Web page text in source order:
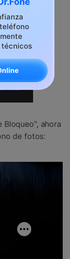
Bloqueo", ahora
de fotos:
técnicos